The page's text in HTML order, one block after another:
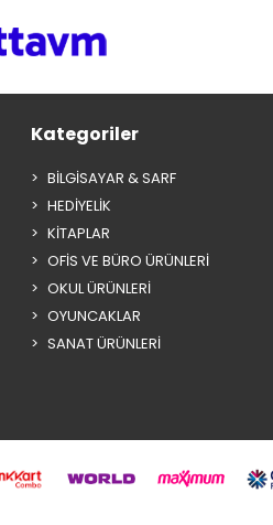
Kategoriler
BİLGİSAYAR & SARF
HEDİYELİK
KİTAPLAR
OFİS VE BÜRO ÜRÜNLERİ
OKUL ÜRÜNLERİ
OYUNCAKLAR
SANAT ÜRÜNLERİ